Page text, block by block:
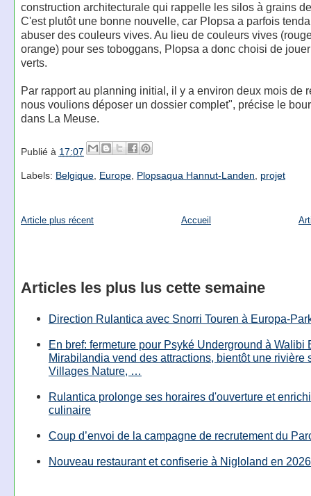
construction architecturale qui rappelle les silos à grains
C'est plutôt une bonne nouvelle, car Plopsa a parfois
abuser des couleurs vives. Au lieu de couleurs vives
orange) pour ses toboggans, Plopsa a donc choisi de
verts.
Par rapport au planning initial, il y a environ deux mois de
nous voulions déposer un dossier complet", précise le
dans La Meuse.
Publié à 17:07
Labels: Belgique, Europe, Plopsaqua Hannut-Landen projet
Article plus récent Accueil
Articles les plus lus cette semaine
Direction Rulantica avec Snorri Touren à Europa-
En bref: fermeture pour Psyké Underground à Walibi
Mirabilandia vend des attractions, bientôt une rivière
Villages Nature, …
Rulantica prolonge ses horaires d'ouverture et
culinaire
Coup d’envoi de la campagne de recrutement du
Nouveau restaurant et confiserie à Nigloland en 2026